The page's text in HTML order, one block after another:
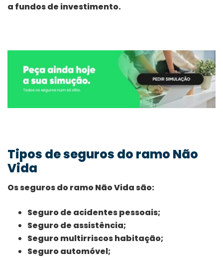
a fundos de investimento.
Tipos de seguros do ramo Não
Vida
Os seguros do ramo Não Vida são:
Seguro de acidentes pessoais;
Seguro de assistência;
Seguro multirriscos habitação;
Seguro automóvel;